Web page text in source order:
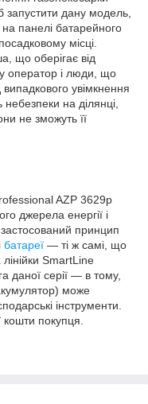
запустити дану модель,
на панелі батарейного
місці.
що оберігає від
оператор і люди, що
увімкнення
небезпеки на ділянці,
не зможуть її
AZP 3629p
джерела енергії і
принцип
батареї — ті ж самі, що
SmartLine
даної серії — в тому,
може
інструменти.
кошти покупця.